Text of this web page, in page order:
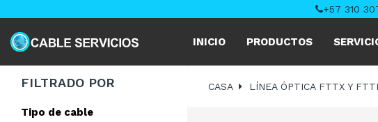
+57 310
INICIO PRODUCTOS
FILTRADO POR
Tipo de cable
CASA LÍNEA ÓPTICA FTTX Y